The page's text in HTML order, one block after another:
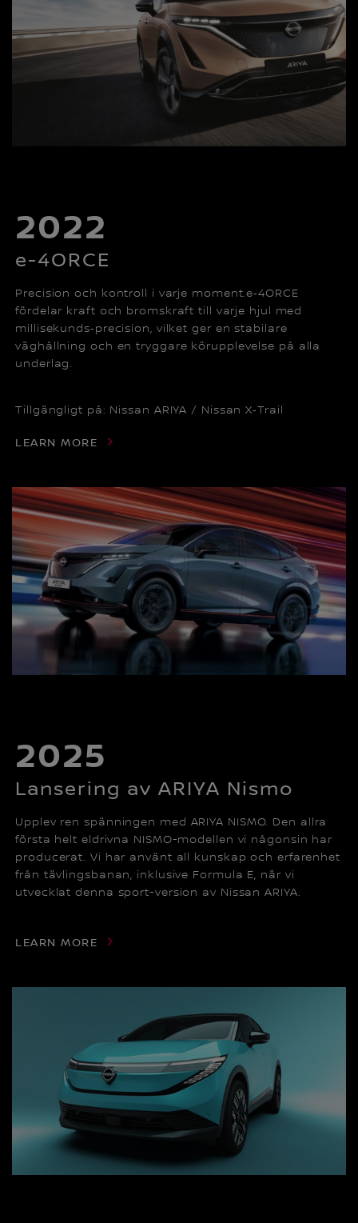
2022
e-4ORCE
Precision och kontroll i varje moment.e‑4ORCE
fördelar kraft och bromskraft till varje hjul med
millisekunds‑precision, vilket ger en stabilare
väghållning och en tryggare körupplevelse på alla
underlag.
Tillgängligt på: Nissan ARIYA / Nissan X‑Trail
LEARN MORE
2025
Lansering av ARIYA Nismo
Upplev ren spänningen med ARIYA NISMO. Den allra
första helt eldrivna NISMO-modellen vi någonsin har
producerat. Vi har använt all kunskap och erfarenhet
från tävlingsbanan, inklusive Formula E, när vi
utvecklat denna sport-version av Nissan ARIYA.
LEARN MORE